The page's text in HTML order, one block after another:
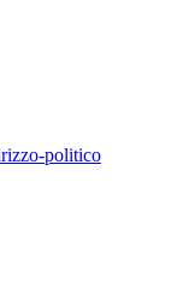
politico